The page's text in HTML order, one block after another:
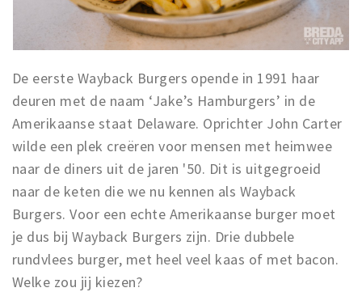
De eerste Wayback Burgers opende in 1991 haar
deuren met de naam ‘Jake’s Hamburgers’ in de
Amerikaanse staat Delaware. Oprichter John Carter
wilde een plek creëren voor mensen met heimwee
naar de diners uit de jaren '50. Dit is uitgegroeid
naar de keten die we nu kennen als Wayback
Burgers. Voor een echte Amerikaanse burger moet
je dus bij Wayback Burgers zijn. Drie dubbele
rundvlees burger, met heel veel kaas of met bacon.
Welke zou jij kiezen?